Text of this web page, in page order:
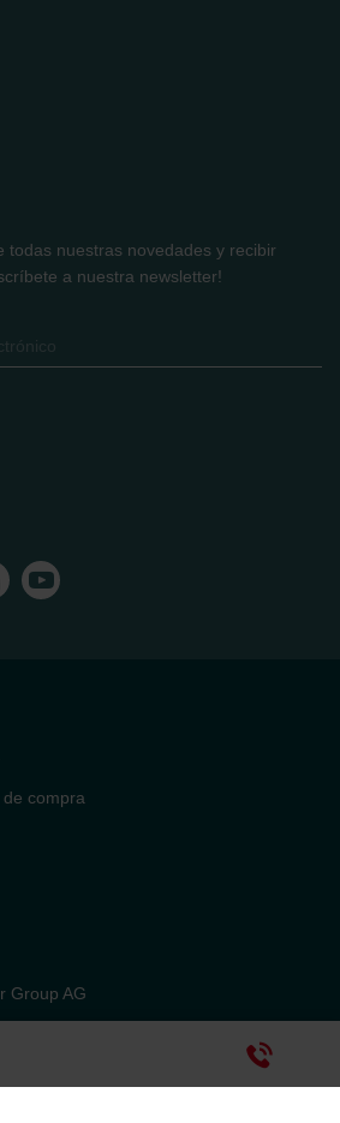
todas nuestras novedades y recibir
a nuestra newsletter!
Group AG
compra